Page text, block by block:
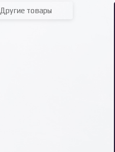
Другие товары